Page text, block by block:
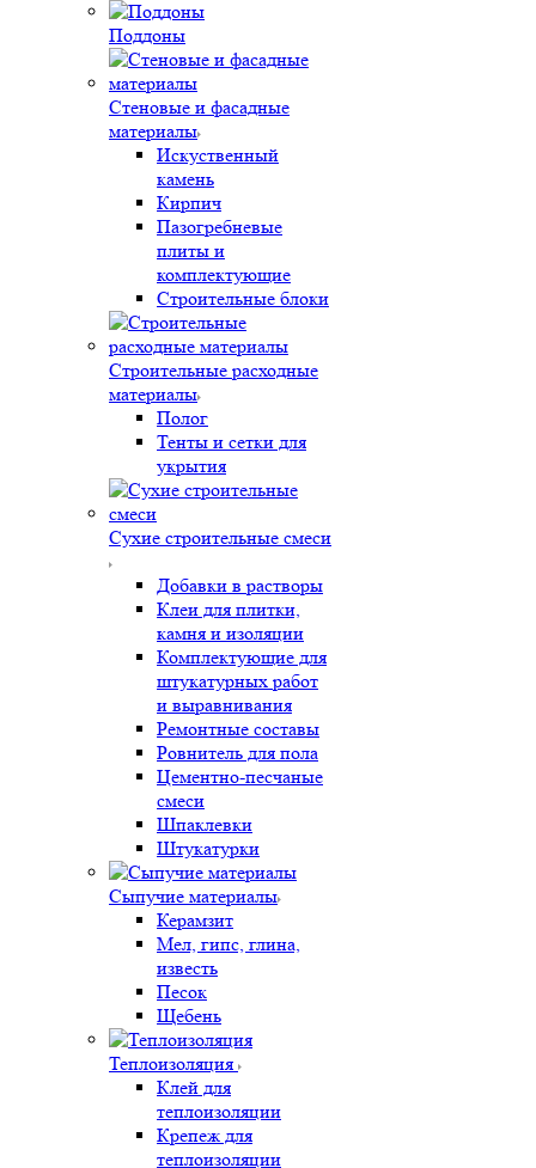
Поддоны
Стеновые и фасадные
материалы
Искуственный
камень
Кирпич
Пазогребневые
плиты и
комплектующие
Строительные блоки
Строительные расходные
материалы
Полог
Тенты и сетки для
укрытия
Сухие строительные смеси
Добавки в растворы
Клеи для плитки,
камня и изоляции
Комплектующие для
штукатурных работ
и выравнивания
Ремонтные составы
Ровнитель для пола
Цементно-песчаные
смеси
Шпаклевки
Штукатурки
Сыпучие материалы
Керамзит
Мел, гипс, глина,
известь
Песок
Щебень
Теплоизоляция
Клей для
теплоизоляции
Крепеж для
теплоизоляции